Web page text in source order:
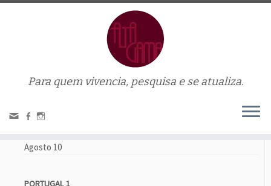
Para quem vivencia, pesquisa e se atualiza.
»chenin blanc
Agosto 10
PORTUGAL 1